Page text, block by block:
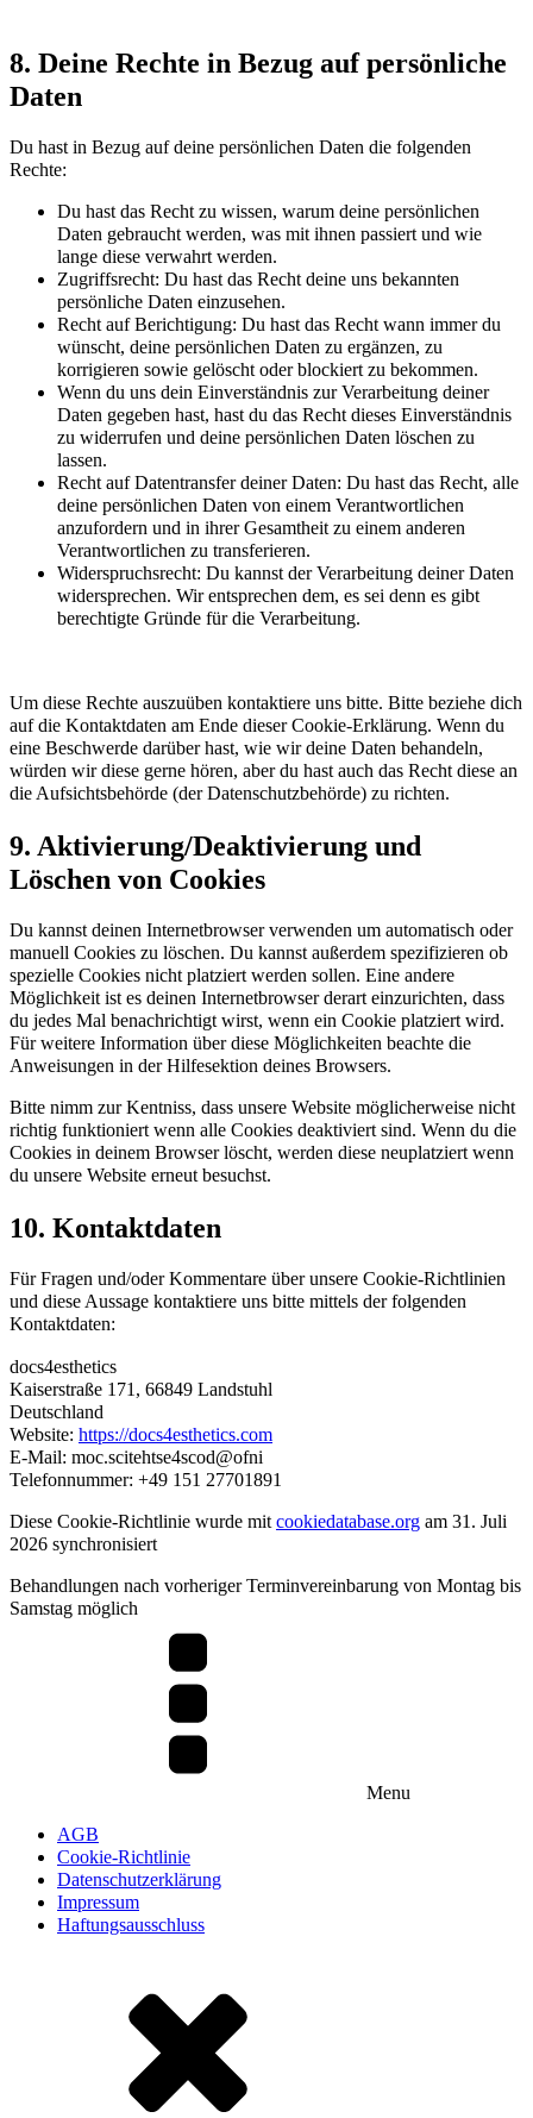
8. Deine Rechte in Bezug auf persönliche
Daten
Du hast in Bezug auf deine persönlichen Daten die folgenden
Rechte:
Du hast das Recht zu wissen, warum deine persönlichen
Daten gebraucht werden, was mit ihnen passiert und wie
lange diese verwahrt werden.
Zugriffsrecht: Du hast das Recht deine uns bekannten
persönliche Daten einzusehen.
Recht auf Berichtigung: Du hast das Recht wann immer du
wünscht, deine persönlichen Daten zu ergänzen, zu
korrigieren sowie gelöscht oder blockiert zu bekommen.
Wenn du uns dein Einverständnis zur Verarbeitung deiner
Daten gegeben hast, hast du das Recht dieses Einverständnis
zu widerrufen und deine persönlichen Daten löschen zu
lassen.
Recht auf Datentransfer deiner Daten: Du hast das Recht, alle
deine persönlichen Daten von einem Verantwortlichen
anzufordern und in ihrer Gesamtheit zu einem anderen
Verantwortlichen zu transferieren.
Widerspruchsrecht: Du kannst der Verarbeitung deiner Daten
widersprechen. Wir entsprechen dem, es sei denn es gibt
berechtigte Gründe für die Verarbeitung.
Um diese Rechte auszuüben kontaktiere uns bitte. Bitte beziehe dich
auf die Kontaktdaten am Ende dieser Cookie-Erklärung. Wenn du
eine Beschwerde darüber hast, wie wir deine Daten behandeln,
würden wir diese gerne hören, aber du hast auch das Recht diese an
die Aufsichtsbehörde (der Datenschutzbehörde) zu richten.
9. Aktivierung/Deaktivierung und
Löschen von Cookies
Du kannst deinen Internetbrowser verwenden um automatisch oder
manuell Cookies zu löschen. Du kannst außerdem spezifizieren ob
spezielle Cookies nicht platziert werden sollen. Eine andere
Möglichkeit ist es deinen Internetbrowser derart einzurichten, dass
du jedes Mal benachrichtigt wirst, wenn ein Cookie platziert wird.
Für weitere Information über diese Möglichkeiten beachte die
Anweisungen in der Hilfesektion deines Browsers.
Bitte nimm zur Kentniss, dass unsere Website möglicherweise nicht
richtig funktioniert wenn alle Cookies deaktiviert sind. Wenn du die
Cookies in deinem Browser löscht, werden diese neuplatziert wenn
du unsere Website erneut besuchst.
10. Kontaktdaten
Für Fragen und/oder Kommentare über unsere Cookie-Richtlinien
und diese Aussage kontaktiere uns bitte mittels der folgenden
Kontaktdaten:
docs4esthetics
Kaiserstraße 171, 66849 Landstuhl
Deutschland
Website: https://docs4esthetics.com
E-Mail: moc.scitehtse4scod@ofni
Telefonnummer: +49 151 27701891
Diese Cookie-Richtlinie wurde mitcookiedatabase.org am 31. Juli
2026 synchronisiert
Behandlungen nach vorheriger Terminvereinbarung von Montag bis
Samstag möglich
Menu
AGB
Cookie-Richtlinie
Datenschutzerklärung
Impressum
Haftungsausschluss